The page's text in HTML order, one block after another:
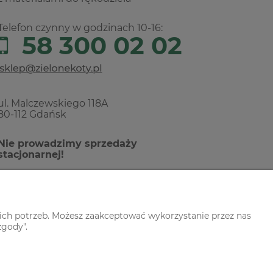
czynny w godzinach 10-16:
58 300 02 02
Malczewskiego 118A
112 Gdańsk
prowadzimy sprzedaży
potrzeb. Możesz zaakceptować wykorzystanie przez nas